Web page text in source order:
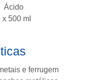
Ácido
x 500 ml
e ferrugem